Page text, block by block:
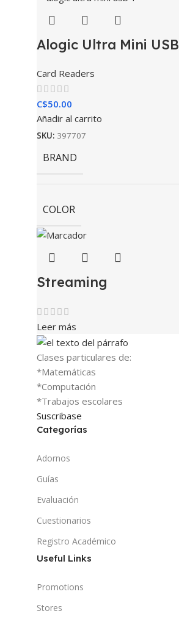
Alogic Ultra Mini USB
Card Readers
C$50.00
Añadir al carrito
SKU: 397707
BRAND
COLOR
Streaming
Leer más
Clases particulares de:
*Matemáticas
*Computación
*Trabajos escolares
Suscribase
Categorías
Adornos
Guías
Evaluación
Cuestionarios
Registro Académico
Useful Links
Promotions
Stores